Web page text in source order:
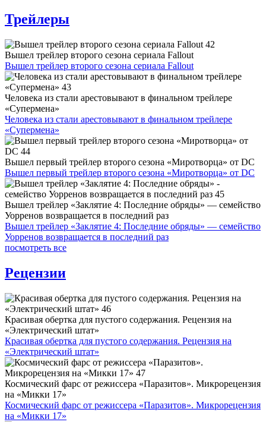
Трейлеры
Вышел трейлер второго сезона сериала Fallout
Вышел трейлер второго сезона сериала Fallout
Человека из стали арестовывают в финальном трейлере
«Супермена»
Человека из стали арестовывают в финальном трейлере
«Супермена»
Вышел первый трейлер второго сезона «Миротворца» от DC
Вышел первый трейлер второго сезона «Миротворца» от DC
Вышел трейлер «Заклятие 4: Последние обряды» — семейство
Уорренов возвращается в последний раз
Вышел трейлер «Заклятие 4: Последние обряды» — семейство
Уорренов возвращается в последний раз
посмотреть все
Рецензии
Красивая обертка для пустого содержания. Рецензия на
«Электрический штат»
Красивая обертка для пустого содержания. Рецензия на
«Электрический штат»
Космический фарс от режиссера «Паразитов». Микрорецензия
на «Микки 17»
Космический фарс от режиссера «Паразитов». Микрорецензия
на «Микки 17»